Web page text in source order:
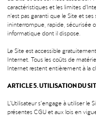
caractéristiques et les limites
n'est pas garanti que le Site et
ininterrompue, rapide, sécurisée
informatique dont il dispose.
Le Site est accessible
Internet. Tous les coûts de
Internet restent entièrement à la
ARTICLE 5. UTILISATION DU
L’Utilisateur s’engage à utiliser
présentes CGU et aux lois en